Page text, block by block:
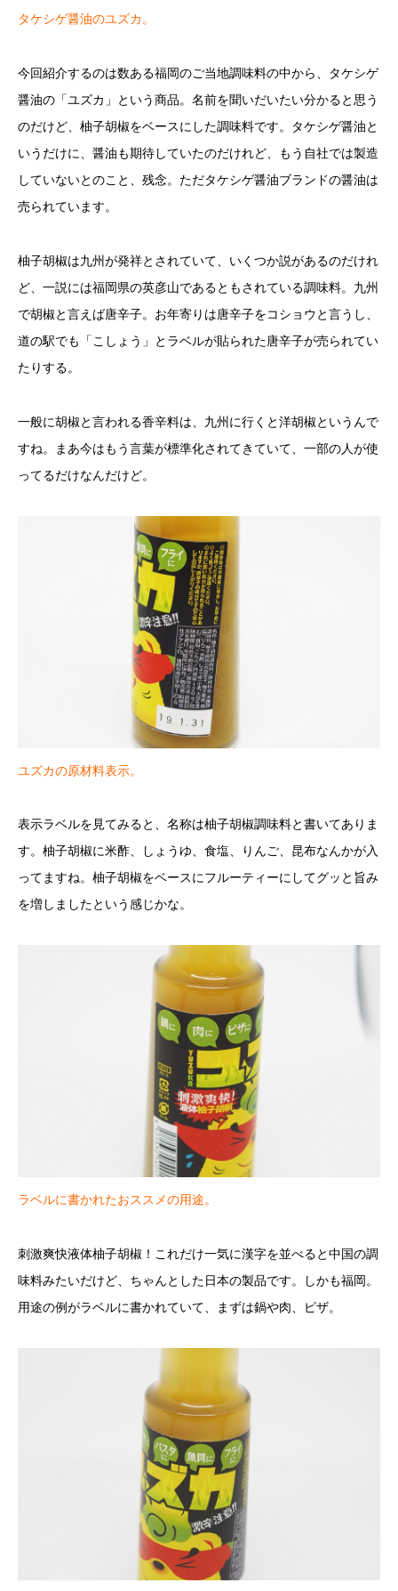
タケシゲ醤油のユズカ。
今回紹介するのは数ある福岡のご当地調味料の中から、タケシゲ
醤油の「ユズカ」という商品。名前を聞いだいたい分かると思う
のだけど、柚子胡椒をベースにした調味料です。タケシゲ醤油と
いうだけに、醤油も期待していたのだけれど、もう自社では製造
していないとのこと、残念。ただタケシゲ醤油ブランドの醤油は
売られています。
柚子胡椒は九州が発祥とされていて、いくつか説があるのだけれ
ど、一説には福岡県の英彦山であるともされている調味料。九州
で胡椒と言えば唐辛子。お年寄りは唐辛子をコショウと言うし、
道の駅でも「こしょう」とラベルが貼られた唐辛子が売られてい
たりする。
一般に胡椒と言われる香辛料は、九州に行くと洋胡椒というんで
すね。まあ今はもう言葉が標準化されてきていて、一部の人が使
ってるだけなんだけど。
ユズカの原材料表示。
表示ラベルを見てみると、名称は柚子胡椒調味料と書いてありま
す。柚子胡椒に米酢、しょうゆ、食塩、りんご、昆布なんかが入
ってますね。柚子胡椒をベースにフルーティーにしてグッと旨み
を増しましたという感じかな。
ラベルに書かれたおススメの用途。
刺激爽快液体柚子胡椒！これだけ一気に漢字を並べると中国の調
味料みたいだけど、ちゃんとした日本の製品です。しかも福岡。
用途の例がラベルに書かれていて、まずは鍋や肉、ピザ。